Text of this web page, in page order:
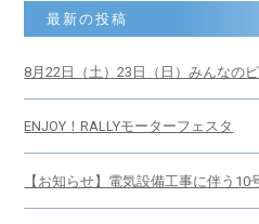
最新の投稿
8月22日（土）23日（日）みんなの
ENJOY！RALLYモーターフェスタ
【お知らせ】電気設備工事に伴う